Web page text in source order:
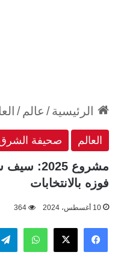
الرئيسية/ عالم /
العالم صحيفة
مشروع
فوزه بالانتخابات
10 أغسطس، 2024 364
فيسبوك
‫X